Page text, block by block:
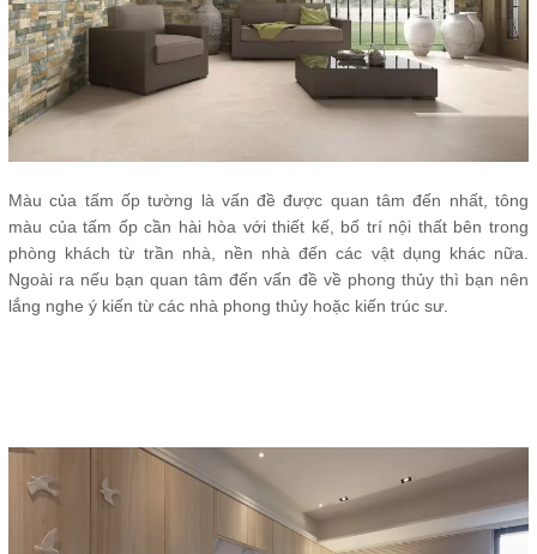
Màu của tấm ốp tường là vấn đề được quan tâm đến nhất, tông
màu của tấm ốp cần hài hòa với thiết kế, bố trí nội thất bên trong
phòng khách từ trần nhà, nền nhà đến các vật dụng khác nữa.
Ngoài ra nếu bạn quan tâm đến vấn đề về phong thủy thì bạn nên
lắng nghe ý kiến từ các nhà phong thủy hoặc kiến trúc sư.